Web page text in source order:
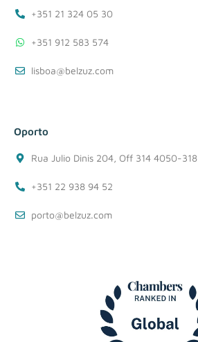
+351 21 324 05 30
+351 912 583 574
lisboa@belzuz.com
Oporto
Rua Julio Dinis 204, Off 314 4050-318
+351 22 938 94 52
porto@belzuz.com